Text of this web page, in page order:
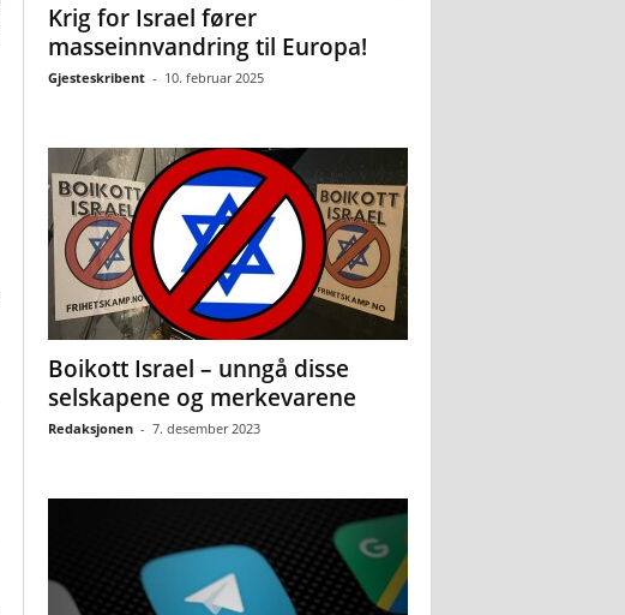
Krig for Israel fører
masseinnvandring til Europa!
Gjesteskribent - 10. februar 2025
Boikott Israel – unngå disse
selskapene og merkevarene
Redaksjonen - 7. desember 2023